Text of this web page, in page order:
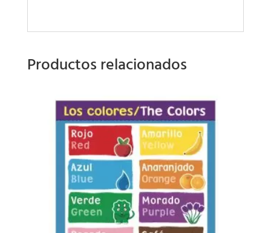
Productos relacionados